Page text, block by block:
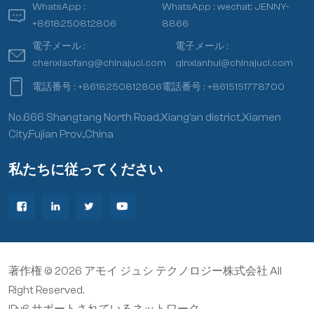
熱要件を満たすには程遠いです。また、通常
げ強さは一般に400mpa未満であり、窒化ア
限られています。対照的に、 ホットプレス窒
伝導率と高い曲げ強度特性の両方を備えてお
WhatsApp :
+8618250812806
WhatsApp :wechat: JENNY-
8866
電子メール :
chenxiaofang@chinajuci.com
電子メール :
qinxianhui@chinajuci.com
電話番号 :+8618250812806電話番号 :+8615151778700
No.666 Shangtang North Road,Xiang’an district,Xiamen
City,Fujian Prov.,China
私たちに従ってください
著作権 © 2026 アモイ ジュシ テクノロジー株式会社 All
Right Reserved.